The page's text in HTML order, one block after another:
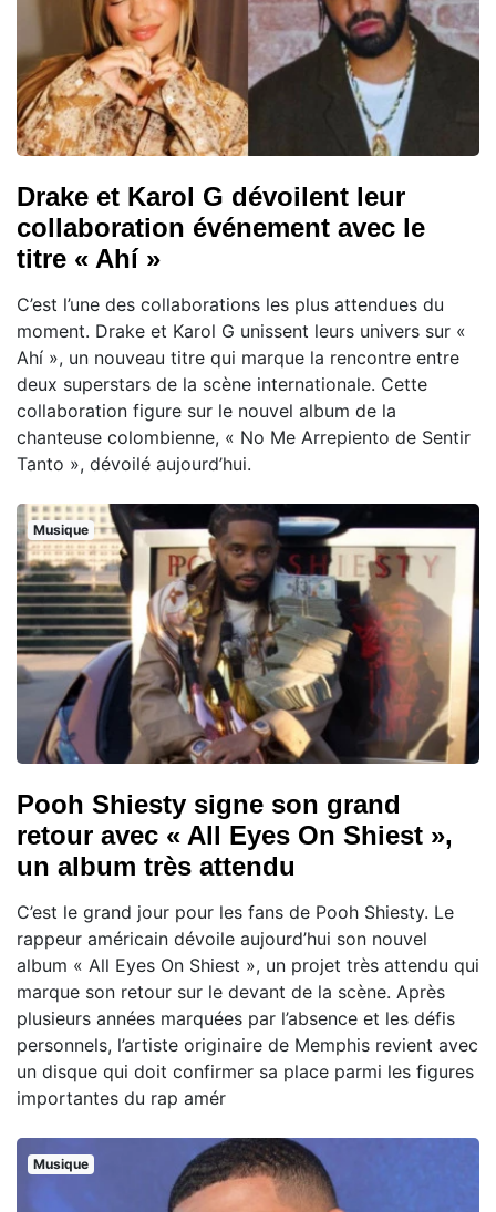
Drake et Karol G dévoilent leur
collaboration événement avec le
titre « Ahí »
C’est l’une des collaborations les plus attendues du
moment. Drake et Karol G unissent leurs univers sur «
Ahí », un nouveau titre qui marque la rencontre entre
deux superstars de la scène internationale. Cette
collaboration figure sur le nouvel album de la
chanteuse colombienne, « No Me Arrepiento de Sentir
Tanto », dévoilé aujourd’hui.
Musique
Pooh Shiesty signe son grand
retour avec « All Eyes On Shiest »,
un album très attendu
C’est le grand jour pour les fans de Pooh Shiesty. Le
rappeur américain dévoile aujourd’hui son nouvel
album « All Eyes On Shiest », un projet très attendu qui
marque son retour sur le devant de la scène. Après
plusieurs années marquées par l’absence et les défis
personnels, l’artiste originaire de Memphis revient avec
un disque qui doit confirmer sa place parmi les figures
importantes du rap amér
Musique